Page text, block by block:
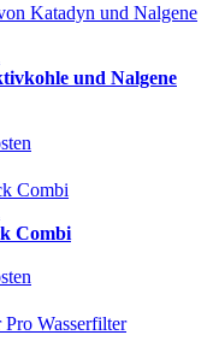
und Nalgene
Combi